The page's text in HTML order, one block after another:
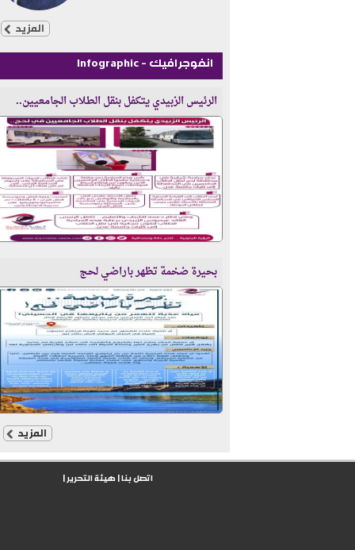
المزيد
انفوجرافيك - Infographic
الرئيس الزبيدي يتكفل بنقل الطلاب الجامعيين..
بحيرة ضخمة تظهر باراضي لحج
المزيد
اتصل بنا|هيئة التحرير|